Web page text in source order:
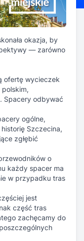
— zarówno
Spacery odbywać
Szczecina,
zgłębić
o
każdy spacer ma
w przypadku tras
jest
część tras
zachęcamy do
się od 40 zł